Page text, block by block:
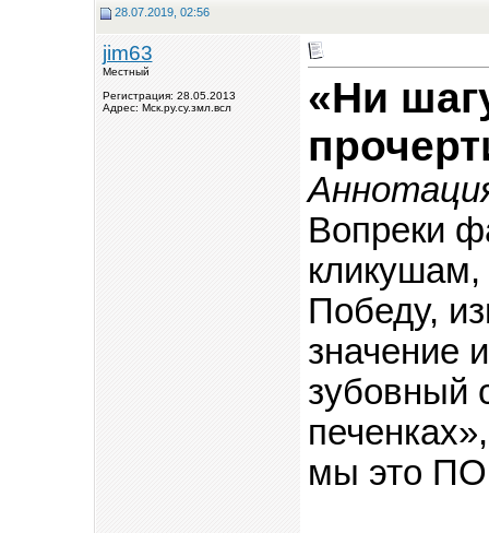
28.07.2019, 02:56
jim63
Местный
Регистрация: 28.05.2013
Адрес: Мск.ру.су.змл.всл
«Ни
Вопреки
Победу,
значение
зубовный
мы это